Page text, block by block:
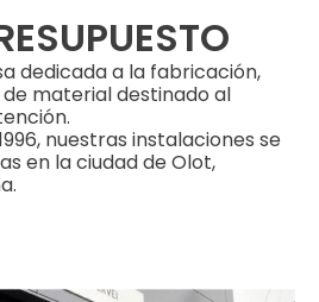
dedicada a la fabricación,
material destinado al
nuestras instalaciones se
en la ciudad de Olot,